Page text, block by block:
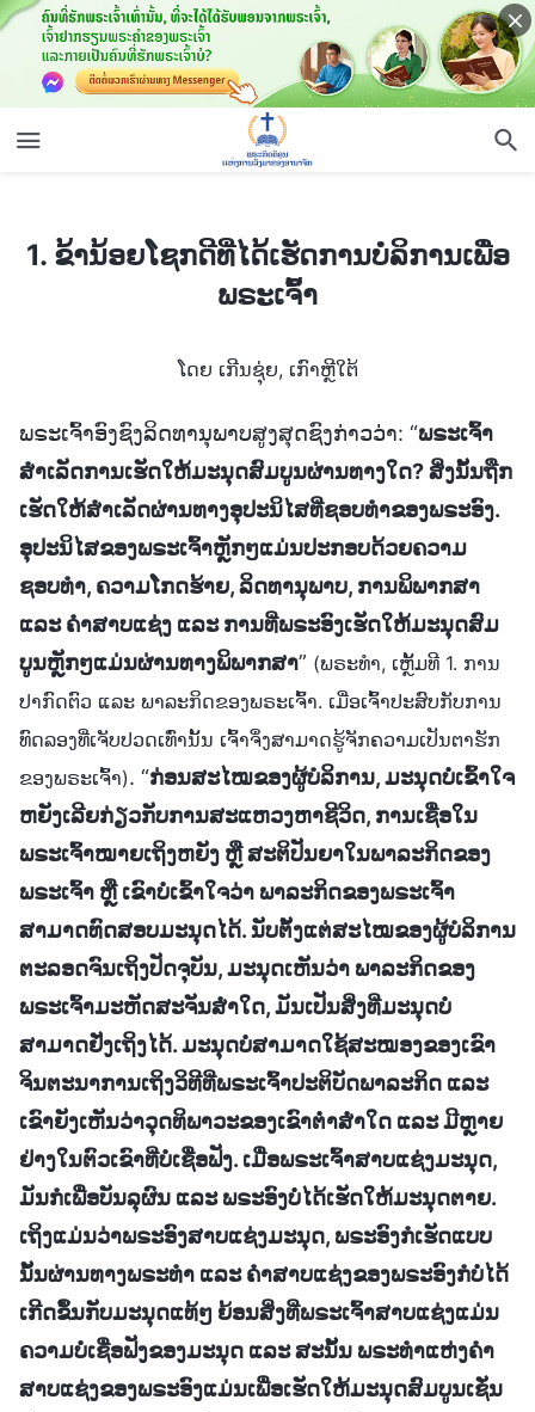
1. ຂ້ານ້ອຍໂຊກດີທີ່ໄດ້ເຮັດການບໍລິການເພື່ອພຣະເຈົ້າ
1. ຂ້ານ້ອຍໂຊກດີທີ່ໄດ້ເຮັດການບໍລິການເພື່ອ
ພຣະເຈົ້າ
ໂດຍ ເກີນຊຸ່ຍ, ເກົາຫຼີໃຕ້
ພຣະເຈົ້າອົງຊົງລິດທານຸພາບສູງສຸດຊົງກ່າວວ່າ: “ພຣະເຈົ້າ
ສໍາເລັດການເຮັດໃຫ້ມະນຸດສົມບູນຜ່ານທາງໃດ? ສິ່ງນັ້ນຖືກ
ເຮັດໃຫ້ສໍາເລັດຜ່ານທາງອຸປະນິໄສທີ່ຊອບທຳຂອງພຣະອົງ.
ອຸປະນິໄສຂອງພຣະເຈົ້າຫຼັກໆແມ່ນປະກອບດ້ວຍຄວາມ
ຊອບທຳ, ຄວາມໂກດຮ້າຍ, ລິດທານຸພາບ, ການພິພາກສາ
ແລະ ຄຳສາບແຊ່ງ ແລະ ການທີ່ພຣະອົງເຮັດໃຫ້ມະນຸດສົມ
ບູນຫຼັກໆແມ່ນຜ່ານທາງພິພາກສາ” (ພຣະທຳ, ເຫຼັ້ມທີ 1. ການ
ປາກົດຕົວ ແລະ ພາລະກິດຂອງພຣະເຈົ້າ. ເມື່ອເຈົ້າປະສົບກັບການ
ທົດລອງທີ່ເຈັບປວດເທົ່ານັ້ນ ເຈົ້າຈຶ່ງສາມາດຮູ້ຈັກຄວາມເປັນຕາຮັກ
ຂອງພຣະເຈົ້າ). “ກ່ອນສະໄໝຂອງຜູ້ບໍລິການ, ມະນຸດບໍ່ເຂົ້າໃຈ
ຫຍັງເລີຍກ່ຽວກັບການສະແຫວງຫາຊີວິດ, ການເຊື່ອໃນ
ພຣະເຈົ້າໝາຍເຖິງຫຍັງ ຫຼື ສະຕິປັນຍາໃນພາລະກິດຂອງ
ພຣະເຈົ້າ ຫຼື ເຂົາບໍ່ເຂົ້າໃຈວ່າ ພາລະກິດຂອງພຣະເຈົ້າ
ສາມາດທົດສອບມະນຸດໄດ້. ນັບຕັ້ງແຕ່ສະໄໝຂອງຜູ້ບໍລິການ
ຕະລອດຈົນເຖິງປັດຈຸບັນ, ມະນຸດເຫັນວ່າ ພາລະກິດຂອງ
ພຣະເຈົ້າມະຫັດສະຈັນສໍ່າໃດ, ມັນເປັນສິ່ງທີ່ມະນຸດບໍ່
ສາມາດຢັ່ງເຖິງໄດ້. ມະນຸດບໍ່ສາມາດໃຊ້ສະໝອງຂອງເຂົາ
ຈິນຕະນາການເຖິງວິທີທີ່ພຣະເຈົ້າປະຕິບັດພາລະກິດ ແລະ
ເຂົາຍັງເຫັນວ່າວຸດທິພາວະຂອງເຂົາຕໍ່າສໍ່າໃດ ແລະ ມີຫຼາຍ
ຢ່າງໃນຕົວເຂົາທີ່ບໍ່ເຊື່ອຟັງ. ເມື່ອພຣະເຈົ້າສາບແຊ່ງມະນຸດ,
ມັນກໍເພື່ອບັນລຸຜົນ ແລະ ພຣະອົງບໍ່ໄດ້ເຮັດໃຫ້ມະນຸດຕາຍ.
ເຖິງແມ່ນວ່າພຣະອົງສາບແຊ່ງມະນຸດ, ພຣະອົງກໍເຮັດແບບ
ນັ້ນຜ່ານທາງພຣະທຳ ແລະ ຄຳສາບແຊ່ງຂອງພຣະອົງກໍບໍ່ໄດ້
ເກີດຂຶ້ນກັບມະນຸດແທ້ໆ ຍ້ອນສິ່ງທີ່ພຣະເຈົ້າສາບແຊ່ງແມ່ນ
ຄວາມບໍ່ເຊື່ອຟັງຂອງມະນຸດ ແລະ ສະນັ້ນ ພຣະທຳແຫ່ງຄຳ
ສາບແຊ່ງຂອງພຣະອົງແມ່ນເພື່ອເຮັດໃຫ້ມະນຸດສົມບູນເຊັ່ນ